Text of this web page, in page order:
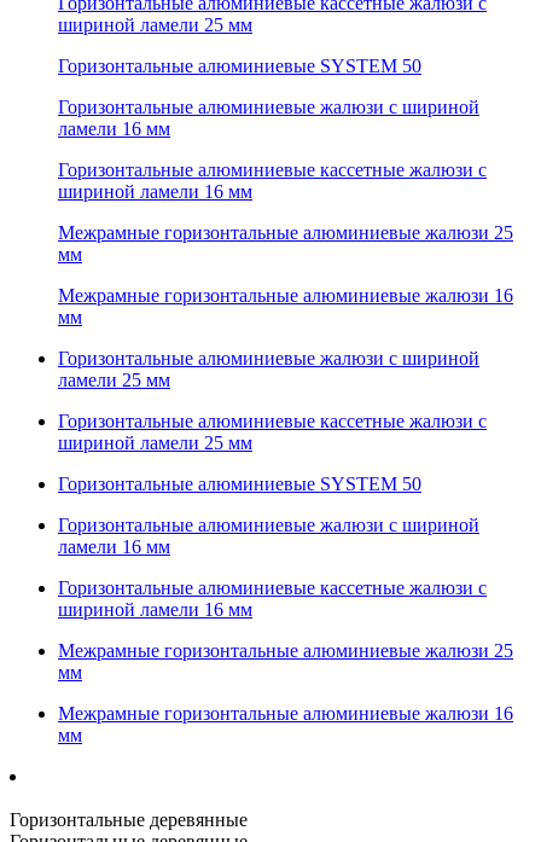
шириной ламели 25 мм
Горизонтальные алюминиевые SYSTEM 50
Горизонтальные алюминиевые жалюзи с шириной
ламели 16 мм
Горизонтальные алюминиевые кассетные жалюзи с
шириной ламели 16 мм
Межрамные горизонтальные алюминиевые жалюзи 25
мм
Межрамные горизонтальные алюминиевые жалюзи 16
мм
Горизонтальные алюминиевые жалюзи с шириной
ламели 25 мм
Горизонтальные алюминиевые кассетные жалюзи с
шириной ламели 25 мм
Горизонтальные алюминиевые SYSTEM 50
Горизонтальные алюминиевые жалюзи с шириной
ламели 16 мм
Горизонтальные алюминиевые кассетные жалюзи с
шириной ламели 16 мм
Межрамные горизонтальные алюминиевые жалюзи 25
мм
Межрамные горизонтальные алюминиевые жалюзи 16
мм
Горизонтальные деревянные